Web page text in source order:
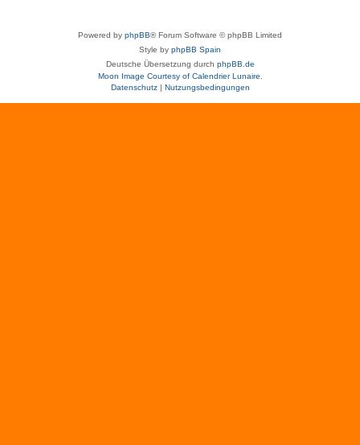
Powered by phpBB® Forum Software © phpBB Limited
Style by phpBB Spain
Deutsche Übersetzung durch phpBB.de
Moon Image Courtesy of Calendrier Lunaire.
Datenschutz| Nutzungsbedingungen